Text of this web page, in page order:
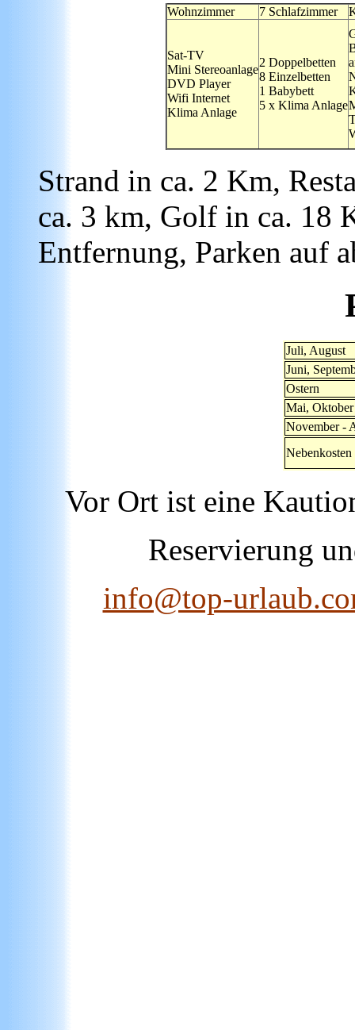
Wohnzimmer 7 Schlafzimmer
Sat-TV
Mini Stereoanlage
DVD Player
Wifi Internet
Klima Anlage
2 Doppelbetten
8 Einzelbetten
1 Babybett
5 x Klima Anlage
Strand in ca. 2 Km,
ca. 3 km, Golf in ca. 18
Entfernung, Parken auf
Juli, August
Juni,
Ostern
Mai, Oktober
November -
Nebenkosten
Vor Ort ist eine
Reservierung
info@top-